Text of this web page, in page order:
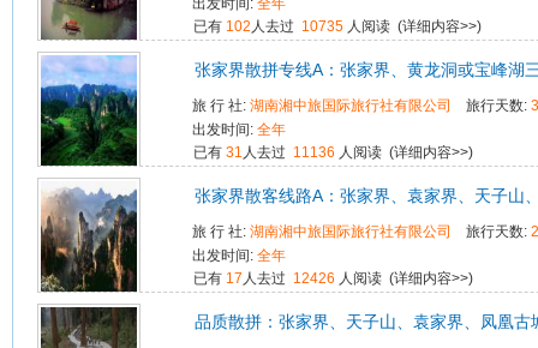
出发时间:全年
已有 102 人去过 10735 人阅读 (详细内容>>)
张家界散拼专线A：张家界、黄龙洞或宝峰湖
旅 行 社:湖南湘中旅国际旅行社有限公司 旅行天数:
出发时间:全年
已有31 人去过 11136 人阅读 (详细内容>>)
张家界散客线路A：张家界、袁家界、天子山
旅 行 社:湖南湘中旅国际旅行社有限公司 旅行天数:
出发时间:全年
已有 17 人去过 12426 人阅读 (详细内容>>)
品质散拼：张家界、天子山、袁家界、凤凰古